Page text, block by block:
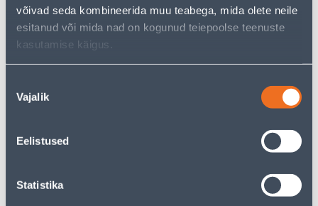
võivad seda kombineerida muu teabega, mida olete neile
esitanud või mida nad on kogunud teiepoolse teenuste
kasutamise käigus.
valik
Vajalik
Eelistused
Statistika
• 14-päevane tagastusõigus.
• HANKIJA LAOST TELLITAV TOODE